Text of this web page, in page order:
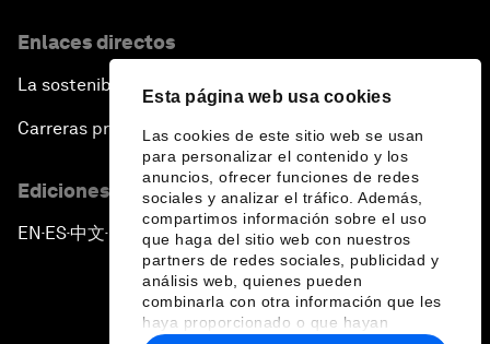
Esta página web usa cookies
Las cookies de este sitio web se usan
para personalizar el contenido y los
anuncios, ofrecer funciones de redes
sociales y analizar el tráfico. Además,
compartimos información sobre el uso
que haga del sitio web con nuestros
partners de redes sociales, publicidad y
análisis web, quienes pueden
combinarla con otra información que les
haya proporcionado o que hayan
Enlaces directos
La sostenibilidad en el Foro
Carreras profesionales
Ediciones en otros idiomas
EN ▪ES▪中文▪ 日本語